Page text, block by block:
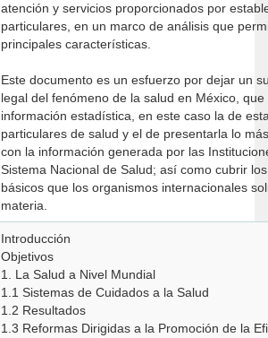
atención y servicios proporcionados por
particulares, en un marco de análisis que
principales características.
Este documento es un esfuerzo por dejar un
legal del fenómeno de la salud en México,
información estadística, en este caso la de
particulares de salud y el de presentarla lo
con la información generada por las
Sistema Nacional de Salud; así como cubrir
básicos que los organismos internacionales
materia.
Introducción
Objetivos
1. La Salud a Nivel Mundial
1.1 Sistemas de Cuidados a la Salud
1.2 Resultados
1.3 Reformas Dirigidas a la Promoción de la